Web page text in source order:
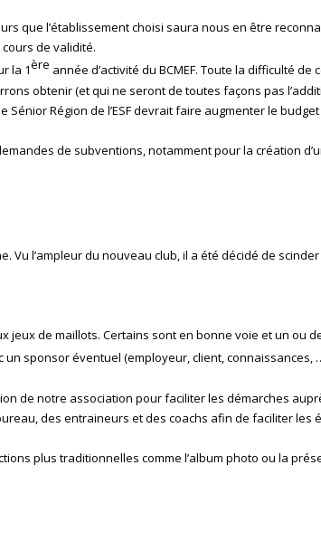
que l’établissement choisi saura nous en être
de validité.
la 1ère année d’activité du BCMEF. Toute la difficulté
obtenir (et qui ne seront de toutes façons pas
Région de l’ESF devrait faire augmenter le
de subventions, notamment pour la création
l’ampleur du nouveau club, il a été décidé de
de maillots. Certains sont en bonne voie et un ou
sponsor éventuel (employeur, client, connaissances,
de notre association pour faciliter les démarches
des entraineurs et des coachs afin de faciliter les
plus traditionnelles comme l’album photo ou la